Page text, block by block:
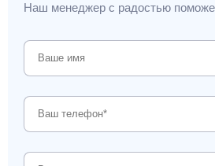
Наш менеджер с радостью